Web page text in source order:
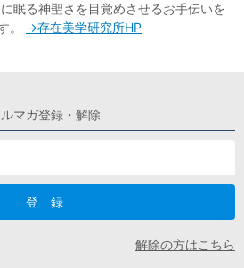
眠る神聖さを目覚めさせるお手伝いを
。 →存在美学研究所HP
ルマガ登録・解除
解除の方はこちら